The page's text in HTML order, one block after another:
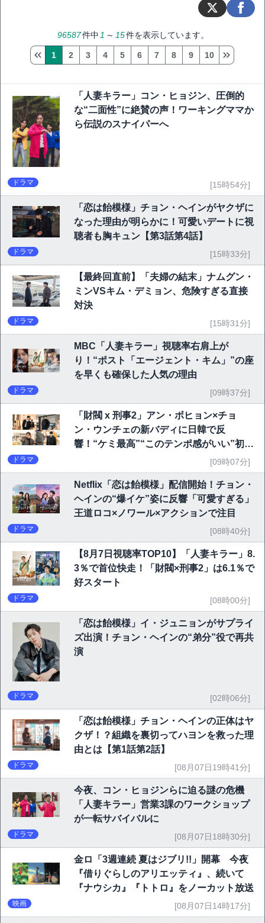
96587件中 1 ～ 15件を表示しています。
1 2 3 4 5 6 7 8 9 10
「人妻キラー」コン・ヒョジン、圧倒的
な“二面性”に絶賛の声！ワーキングママか
ら伝説のスナイパーへ
ドラマ [15時54分]
「恋は飴模様」チョン・ヘインがヤクザに
なった理由が明らかに！可愛いデートに視
聴者も胸キュン【第3話第4話】
ドラマ [15時33分]
【最終回直前】「夫婦の結末」ナムグン・
ミンVSキム・デミョン、危険すぎる直接
対決
ドラマ [15時31分]
MBC「人妻キラー」視聴率右肩上が
り！“ポスト「エージェント・キム」”の座
を早くも確保した人気の理由
ドラマ [09時37分]
「財閥 x 刑事2」アン・ボヒョン×チョ
ン・ウンチェの新バディに日韓で反
響！“ケミ最高”“このテンポ感がいい”初回
ドラマ [09時07分]
Netflix「恋は飴模様」配信開始！チョン・
ヘインの“爆イケ”姿に反響「可愛すぎる」
王道ロコ×ノワール×アクションで注目
ドラマ [08時40分]
【8月7日視聴率TOP10】「人妻キラー」8.
3％で首位快走！「財閥×刑事2」は6.1％で
好スタート
ドラマ [08時00分]
「恋は飴模様」イ・ジュニョンがサプライ
ズ出演！チョン・ヘインの“弟分”役で再共
演
ドラマ [02時06分]
「恋は飴模様」チョン・ヘインの正体はヤ
クザ！？組織を裏切ってハヨンを救った理
由とは【第1話第2話】
ドラマ [08月07日19時41分]
今夜、コン・ヒョジンらに迫る謎の危機
「人妻キラー」営業3課のワークショップ
が一転サバイバルに
ドラマ [08月07日18時30分]
金ロ「3週連続 夏はジブリ!!」開幕 今夜
『借りぐらしのアリエッティ』、続いて
『ナウシカ』『トトロ』をノーカット放送
映画 [08月07日14時17分]